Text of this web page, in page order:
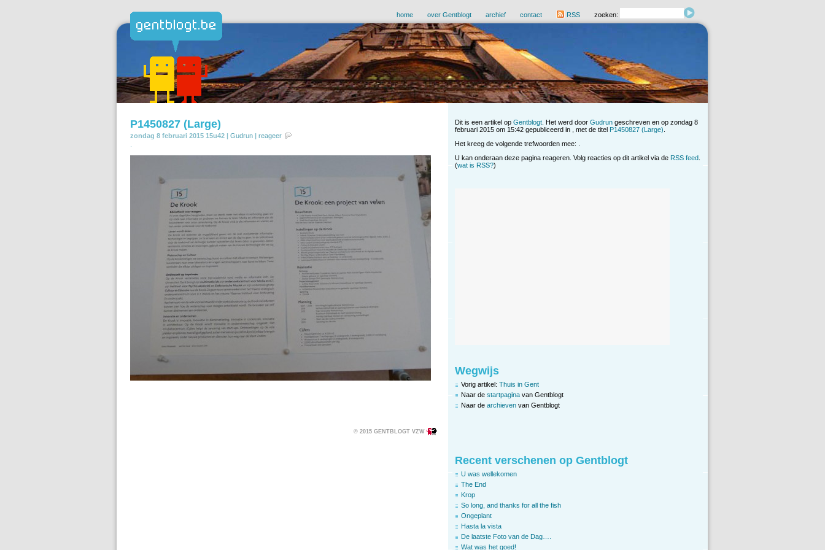
home over Gentblogt archief contact RSS zoeken:
P1450827 (Large)
zondag 8 februari 2015 15u42 | Gudrun | reageer
© 2015 GENTBLOGT VZW
Dit is een artikel op Gentblogt . Het werd door Gudrun geschreven en op zondag 8
februari 2015 om 15:42 gepubliceerd in , met de titel P1450827 (Large)
Het kreeg de volgende trefwoorden mee: .
U kan onderaan deze pagina reageren. Volg reacties op dit artikel via de RSS feed.
(wat is RSS?)
Wegwijs
Vorig artikel: Thuis in Gent
Naar de startpagina van Gentblogt
Naar de archieven van Gentblogt
Recent verschenen op Gentblogt
U was wellekomen
The End
Krop
So long, and thanks for all the fish
Ongeplant
Hasta la vista
De laatste Foto van de Dag….
Wat was het goed!